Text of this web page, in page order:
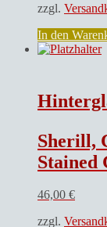
zzgl.
In den
Sherill,
Stained Glass
46,00 €
zzgl.